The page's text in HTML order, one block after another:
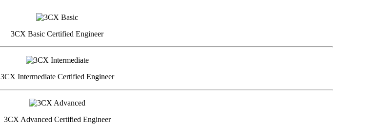
3CX Basic Certified Engineer
3CX Intermediate Certified Engineer
3CX Advanced Certified Engineer